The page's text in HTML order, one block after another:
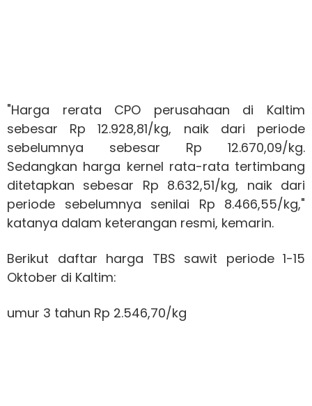
"Harga rerata CPO perusahaan di Kaltim
sebesar Rp 12.928,81/kg, naik dari periode
sebelumnya sebesar Rp 12.670,09/kg.
Sedangkan harga kernel rata-rata tertimbang
ditetapkan sebesar Rp 8.632,51/kg, naik dari
periode sebelumnya senilai Rp 8.466,55/kg,"
katanya dalam keterangan resmi, kemarin.
Berikut daftar harga TBS sawit periode 1-15
Oktober di Kaltim:
umur 3 tahun Rp 2.546,70/kg